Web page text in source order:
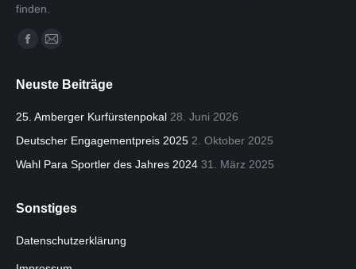
finden.
Finden Sie uns auf:
Facebook
opens
in
E-
page
opens
window
Neuste Beiträge
25. Amberger Kurfürstenpokal 28. Juni 2026
Deutscher Engagementpreis 2025 2. Oktober 2025
Wahl Para Sportler des Jahres 2024 31. März 2025
Sonstiges
Datenschutzerklärung